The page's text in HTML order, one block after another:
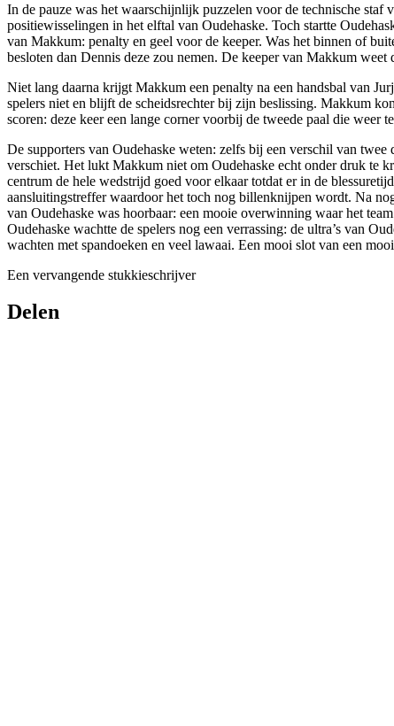
In de pauze was het waarschijnlijk puzzelen voor de technische staf
positiewisselingen in het elftal van Oudehaske. Toch startte
van Makkum: penalty en geel voor de keeper. Was het binnen of
besloten dan Dennis deze zou nemen. De keeper van Makkum
Niet lang daarna krijgt Makkum een penalty na een handsbal van
spelers niet en blijft de scheidsrechter bij zijn beslissing. Makkum
scoren: deze keer een lange corner voorbij de tweede paal die
De supporters van Oudehaske weten: zelfs bij een verschil van
verschiet. Het lukt Makkum niet om Oudehaske echt onder druk te
centrum de hele wedstrijd goed voor elkaar totdat er in de
aansluitingstreffer waardoor het toch nog billenknijpen wordt. Na
van Oudehaske was hoorbaar: een mooie overwinning waar het
Oudehaske wachtte de spelers nog een verrassing: de ultra’s van
wachten met spandoeken en veel lawaai. Een mooi slot van een
Een vervangende stukkieschrijver
Delen